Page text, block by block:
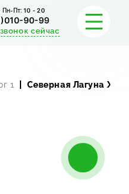
Пн-Пт: 10 - 20
90-99
сейчас
1 Северная Лагуна